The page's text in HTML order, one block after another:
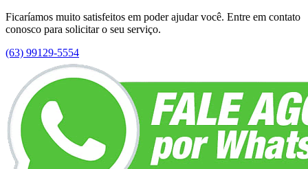
Ficaríamos muito satisfeitos em poder ajudar você. Entre em contato
conosco para solicitar o seu serviço.
(63) 99129-5554